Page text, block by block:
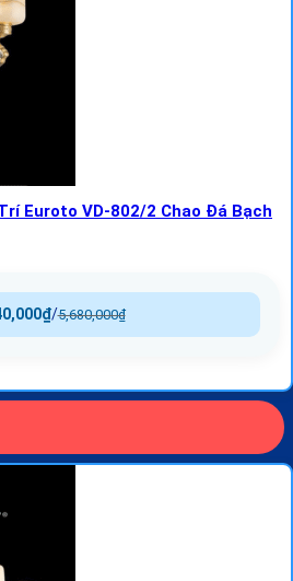
Euroto VD-802/2 Chao Đá Bạch
5,680,000₫
/
₫